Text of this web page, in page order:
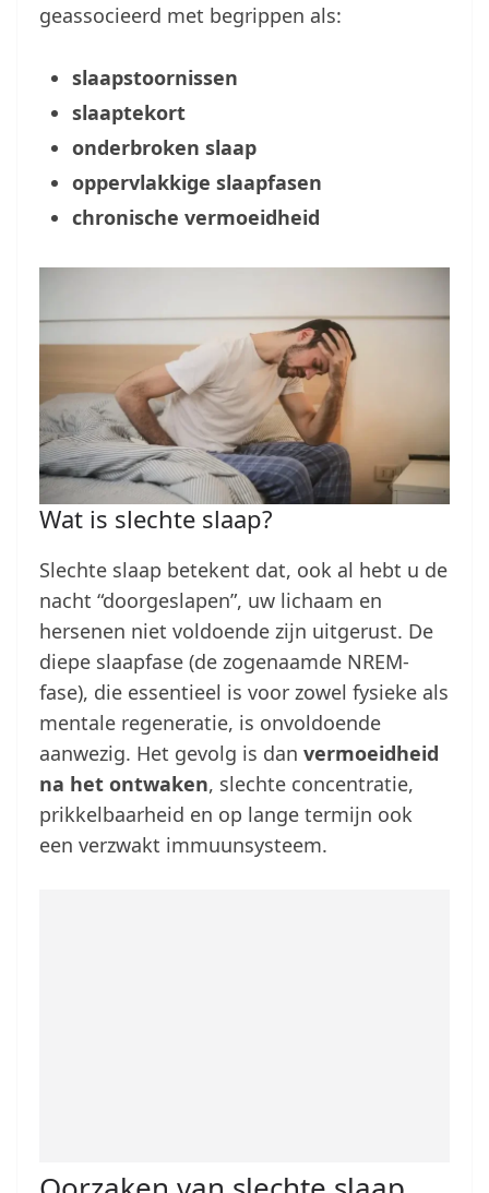
geassocieerd met begrippen als:
slaapstoornissen
slaaptekort
onderbroken slaap
oppervlakkige slaapfasen
chronische vermoeidheid
Wat is slechte slaap?
Slechte slaap betekent dat, ook al hebt u de
nacht “doorgeslapen”, uw lichaam en
hersenen niet voldoende zijn uitgerust. De
diepe slaapfase (de zogenaamde NREM-
fase), die essentieel is voor zowel fysieke als
mentale regeneratie, is onvoldoende
aanwezig. Het gevolg is dan vermoeidheid
na het ontwaken, slechte concentratie,
prikkelbaarheid en op lange termijn ook
een verzwakt immuunsysteem.